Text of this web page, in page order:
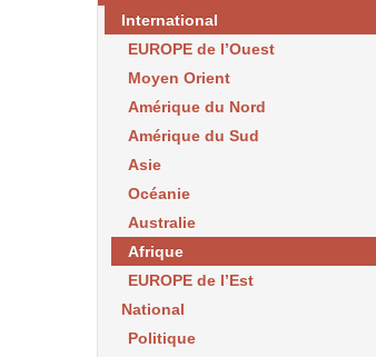
International
EUROPE de l’Ouest
Moyen Orient
Amérique du Nord
Amérique du Sud
Asie
Océanie
Australie
Afrique
EUROPE de l’Est
National
Politique